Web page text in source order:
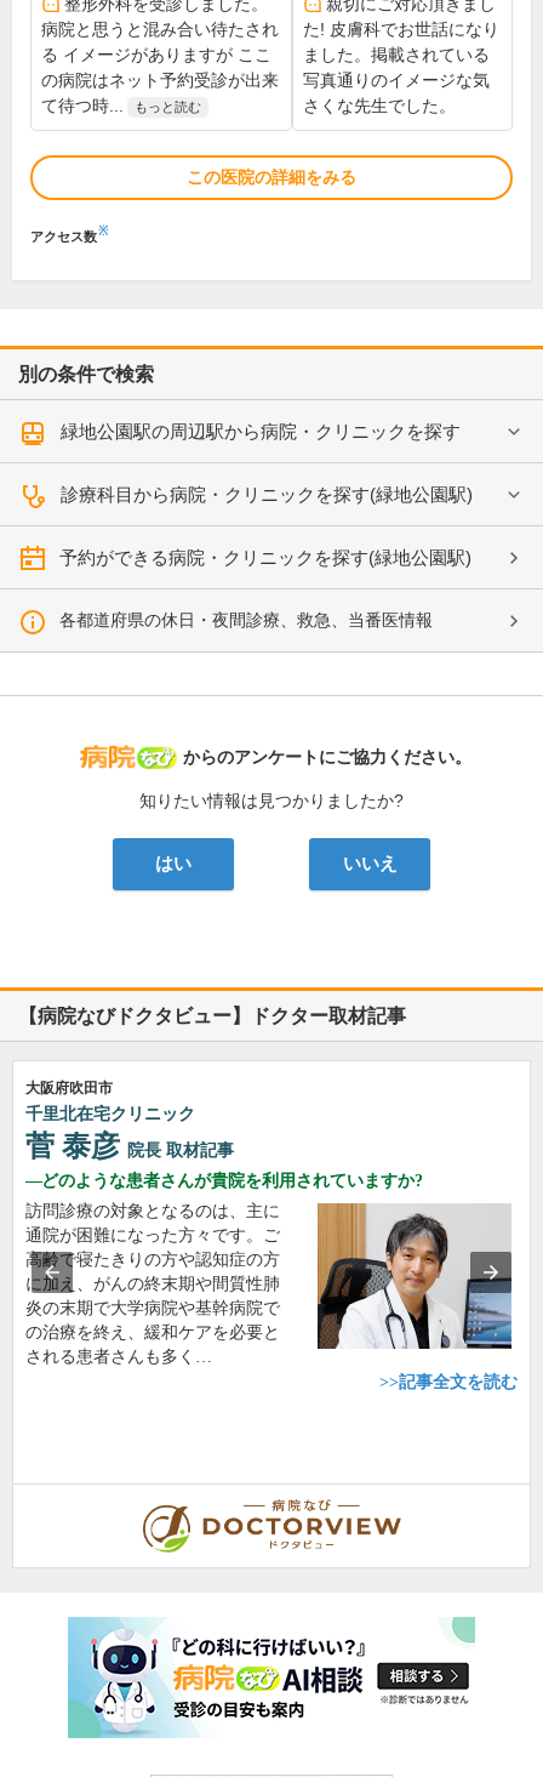
病院と思うと混み合い待たされ
る イメージがありますが ここ
の病院はネット予約受診が出来
て待つ時...
もっと読む
た! 皮膚科でお世話になり
ました。掲載されている
写真通りのイメージな気
さくな先生でした。
この医院の詳細をみる
アクセス数※
別の条件で検索
緑地公園駅の周辺駅から病院・クリニックを探す
診療科目から病院・クリニックを探す(緑地公園駅)
予約ができる病院・クリニックを探す(緑地公園駅)
各都道府県の休日・夜間診療、救急、当番医情報
病院なび
からのアンケートにご協力ください。
知りたい情報は見つかりましたか?
はい いいえ
【病院なびドクタビュー】ドクター取材記事
大阪府吹田市
千里北在宅クリニック
菅 泰彦 院長 取材記事
どのような患者さんが貴院を利用されていますか?
訪問診療の対象となるのは、主に
通院が困難になった方々です。ご
高齢で寝たきりの方や認知症の方
に加え、がんの終末期や間質性肺
炎の末期で大学病院や基幹病院で
の治療を終え、緩和ケアを必要と
される患者さんも多く…
>>記事全文を読む